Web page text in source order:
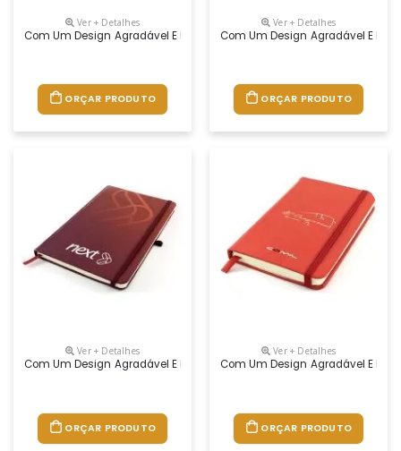
Ver + Detalhes
Com Um Design Agradável E De Grande Utilidade, O Moleskine Agrada
ORÇAR PRODUTO
Ver + Detalhes
Com Um Design Agradável E De
ORÇAR PRODUTO
Ver + Detalhes
Com Um Design Agradável E De Grande Utilidade, O Moleskine Agrada
ORÇAR PRODUTO
Ver + Detalhes
Com Um Design Agradável E De
ORÇAR PRODUTO